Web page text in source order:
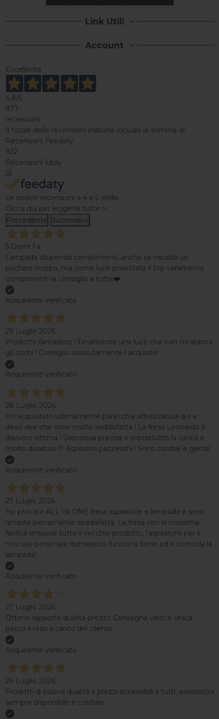
Link Utili
Account
Eccellente
4,8/5
977
recensioni
Il totale delle recensioni indicate include la somma di:
Recensioni Feedaty
922
Recensioni Ebay
55
Le nostre recensioni a 4 e 5 stelle.
Clicca qui per leggerle tutte >
Precedente Successivo
5 Giorni Fa
Lampada stupenda complimenti, anche se riscalda un
pochino troppo, ma come luce proiettata il top veramente
complimenti la consiglio a tutte❤️
Acquirente verificato
29 Luglio 2026
Prodotto fantastico ! Finalmente una luce che non mi stanca
gli occhi ! Consiglio assolutamente l acquisto!
Acquirente verificato
28 Luglio 2026
Ho acquistato ultimamente parecchia attrezzatura qui e
devo dire che sono molto soddisfatta ! La fresa Leonardo è
davvero ottima ! Silenziosa precisa e soprattutto la carica è
molto duratura !!!! Aspiratori pazzeschi ! Sono cordiali e gentili
Acquirente verificato
27 Luglio 2026
Ho provato ALL IN ONE fresa aspiratore e lampada e sono
rimasta pienamente soddisfatta. La fresa con la massima
facilità rimuove tutto il vecchio prodotto, l’aspiratore per il
mio uso personale domestico funziona bene ed è comoda la
lampada!
Acquirente verificato
27 Luglio 2026
Ottimo rapporto qualità prezzo Consegna veloce unica
pecca il reso a carico del cliente
Acquirente verificato
24 Luglio 2026
Prodotti di buona qualità a prezzi accessibili a tutti, assistenza
sempre disponibile e cordiale